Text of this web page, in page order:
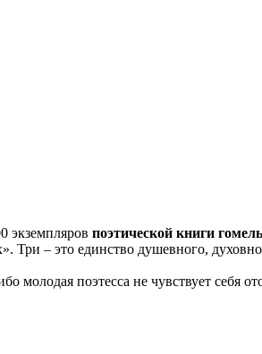
экземпляров поэтической книги
Три – это единство душевного,
поэтесса не чувствует себя